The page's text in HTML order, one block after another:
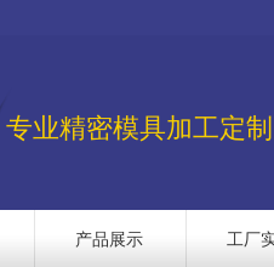
专业精密模具加工定制
产品展示 工厂